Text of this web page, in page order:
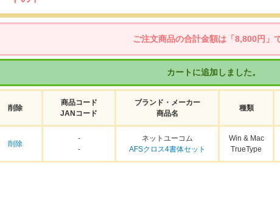
ご注文商品の合計金額は「8,800円」で
カートに追加しました。
削除
商品コード
JANコード
ブランド・メーカー
商品名
種類
削除
-
-
ネットユーコム
AFSクロス4書体セット
Win & Mac
TrueType